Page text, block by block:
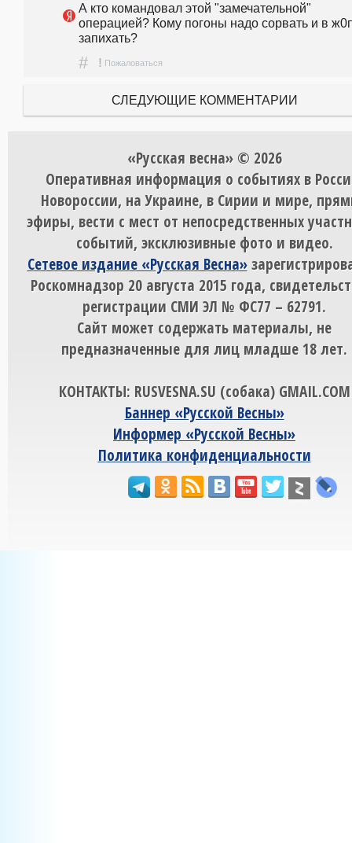
А кто командовал этой "замечательной"
операцией? Кому погоны надо сорвать и в
запихать?
# ! Пожаловаться
СЛЕДУЮЩИЕ КОММЕНТАРИИ
«Русская весна» © 2026
Оперативная информация о событиях в
Новороссии, на Украине, в Сирии и мире,
эфиры, вести с мест от непосредственных
событий, эксклюзивные фото и видео.
Сетевое издание «Русская Весна»
Роскомнадзор 20 августа 2015 года,
регистрации СМИ ЭЛ № ФС77 – 62791.
Сайт может содержать материалы, не
предназначенные для лиц младше 18 лет.
КОНТАКТЫ: RUSVESNA.SU (собака) GMAIL.COM
Баннер «Русской Весны»
Информер «Русской Весны»
Политика конфиденциальности